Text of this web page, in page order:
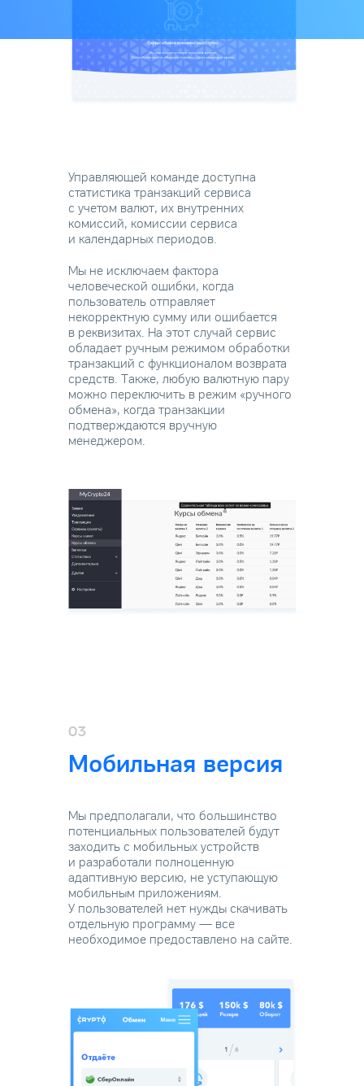
Управляющей команде доступна
статистика транзакций сервиса
с учетом валют, их внутренних
комиссий, комиссии сервиса
и календарных периодов.
Мы не исключаем фактора
человеческой ошибки, когда
пользователь отправляет
некорректную сумму или ошибается
в реквизитах. На этот случай сервис
обладает ручным режимом обработки
транзакций с функционалом возврата
средств. Также, любую валютную пару
можно переключить в режим «ручного
обмена», когда транзакции
подтверждаются вручную
менеджером.
03
Мобильная версия
Мы предполагали, что большинство
потенциальных пользователей будут
заходить с мобильных устройств
и разработали полноценную
адаптивную версию, не уступающую
мобильным приложениям.
У пользователей нет нужды скачивать
отдельную программу — все
необходимое предоставлено на сайте.